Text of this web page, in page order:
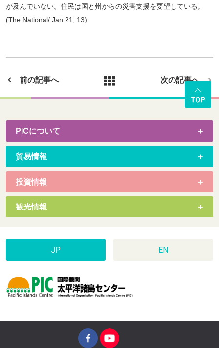
が及んでいない。住民は国と州からの災害支援を要望している。
(The National/ Jan.21, 13)
前の記事へ 次の記事へ
PICについて
貿易情報
投資情報
観光情報
JP EN